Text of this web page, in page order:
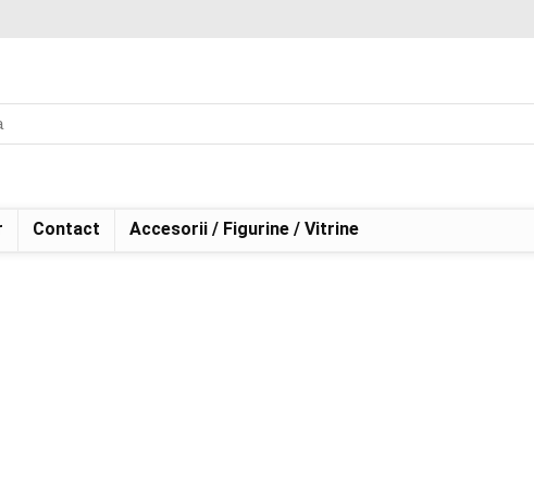
Contact Accesorii / Figurine / Vitrine